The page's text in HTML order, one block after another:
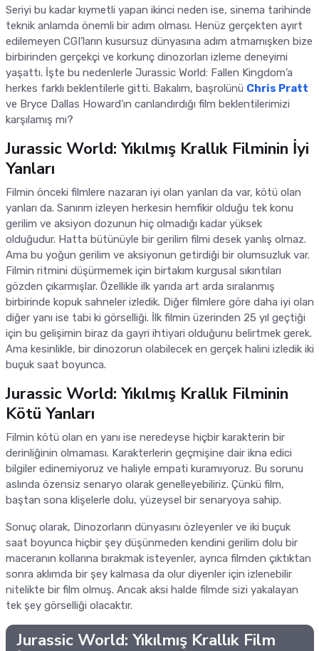
Seriyi bu kadar kıymetli yapan ikinci neden ise, sinema tarihinde
teknik anlamda önemli bir adım olması. Henüz gerçekten ayırt
edilemeyen CGI’ların kusursuz dünyasına adım atmamışken bize
birbirinden gerçekçi ve korkunç dinozorları izleme deneyimi
yaşattı. İşte bu nedenlerle Jurassic World: Fallen Kingdom’a
herkes farklı beklentilerle gitti. Bakalım, başrolünü Chris Pratt
ve Bryce Dallas Howard’ın canlandırdığı film beklentilerimizi
karşılamış mı?
Jurassic World: Yıkılmış Krallık Filminin İyi
Yanları
Filmin önceki filmlere nazaran iyi olan yanları da var, kötü olan
yanları da. Sanırım izleyen herkesin hemfikir olduğu tek konu
gerilim ve aksiyon dozunun hiç olmadığı kadar yüksek
olduğudur. Hatta bütünüyle bir gerilim filmi desek yanlış olmaz.
Ama bu yoğun gerilim ve aksiyonun getirdiği bir olumsuzluk var.
Filmin ritmini düşürmemek için birtakım kurgusal sıkıntıları
gözden çıkarmışlar. Özellikle ilk yarıda art arda sıralanmış
birbirinde kopuk sahneler izledik. Diğer filmlere göre daha iyi olan
diğer yanı ise tabi ki görselliği. İlk filmin üzerinden 25 yıl geçtiği
için bu gelişimin biraz da gayri ihtiyari olduğunu belirtmek gerek.
Ama kesinlikle, bir dinozorun olabilecek en gerçek halini izledik iki
buçuk saat boyunca.
Jurassic World: Yıkılmış Krallık Filminin
Kötü Yanları
Filmin kötü olan en yanı ise neredeyse hiçbir karakterin bir
derinliğinin olmaması. Karakterlerin geçmişine dair ikna edici
bilgiler edinemiyoruz ve haliyle empati kuramıyoruz. Bu sorunu
aslında özensiz senaryo olarak genelleyebiliriz. Çünkü film,
baştan sona klişelerle dolu, yüzeysel bir senaryoya sahip.
Sonuç olarak, Dinozorların dünyasını özleyenler ve iki buçuk
saat boyunca hiçbir şey düşünmeden kendini gerilim dolu bir
maceranın kollarına bırakmak isteyenler, ayrıca filmden çıktıktan
sonra aklımda bir şey kalmasa da olur diyenler için izlenebilir
nitelikte bir film olmuş. Ancak aksi halde filmde sizi yakalayan
tek şey görselliği olacaktır.
Jurassic World: Yıkılmış Krallık Film